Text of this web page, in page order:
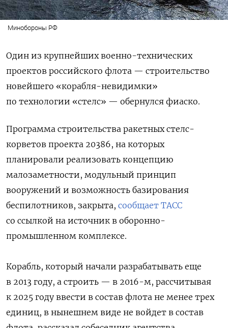
Минобороны РФ
Один из крупнейших военно-технических
проектов российского флота — строительство
новейшего «корабля-невидимки»
по технологии «стелс» — обернулся фиаско.
Программа строительства ракетных стелс-
корветов проекта 20386, на которых
планировали реализовать концепцию
малозаметности, модульный принцип
вооружений и возможность базирования
беспилотников, закрыта, сообщает ТАСС
со ссылкой на источник в оборонно-
промышленном комплексе.
Корабль, который начали разрабатывать еще
в 2013 году, а строить — в 2016-м, рассчитывая
к 2025 году ввести в состав флота не менее трех
единиц, в нынешнем виде не войдет в состав